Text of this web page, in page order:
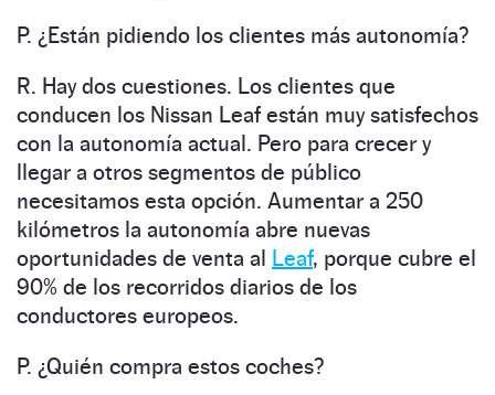
P. ¿Están pidiendo los clientes más autonomía?
R. Hay dos cuestiones. Los clientes que
conducen los Nissan Leaf están muy satisfechos
con la autonomía actual. Pero para crecer y
llegar a otros segmentos de público
necesitamos esta opción. Aumentar a 250
kilómetros la autonomía abre nuevas
oportunidades de venta al Leaf, porque cubre el
90% de los recorridos diarios de los
conductores europeos.
P. ¿Quién compra estos coches?